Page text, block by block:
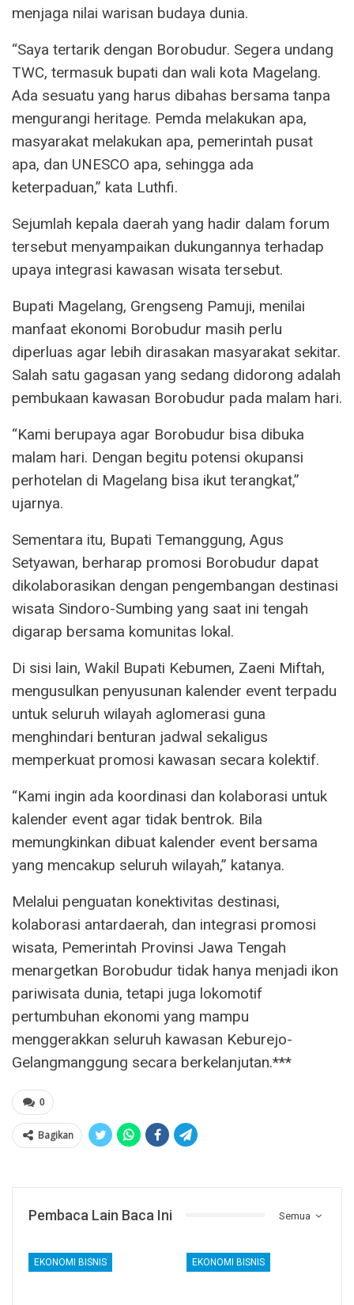
menjaga nilai warisan budaya dunia.
“Saya tertarik dengan Borobudur. Segera undang
TWC, termasuk bupati dan wali kota Magelang.
Ada sesuatu yang harus dibahas bersama tanpa
mengurangi heritage. Pemda melakukan apa,
masyarakat melakukan apa, pemerintah pusat
apa, dan UNESCO apa, sehingga ada
keterpaduan,” kata Luthfi.
Sejumlah kepala daerah yang hadir dalam forum
tersebut menyampaikan dukungannya terhadap
upaya integrasi kawasan wisata tersebut.
Bupati Magelang, Grengseng Pamuji, menilai
manfaat ekonomi Borobudur masih perlu
diperluas agar lebih dirasakan masyarakat sekitar.
Salah satu gagasan yang sedang didorong adalah
pembukaan kawasan Borobudur pada malam hari.
“Kami berupaya agar Borobudur bisa dibuka
malam hari. Dengan begitu potensi okupansi
perhotelan di Magelang bisa ikut terangkat,”
ujarnya.
Sementara itu, Bupati Temanggung, Agus
Setyawan, berharap promosi Borobudur dapat
dikolaborasikan dengan pengembangan destinasi
wisata Sindoro-Sumbing yang saat ini tengah
digarap bersama komunitas lokal.
Di sisi lain, Wakil Bupati Kebumen, Zaeni Miftah,
mengusulkan penyusunan kalender event terpadu
untuk seluruh wilayah aglomerasi guna
menghindari benturan jadwal sekaligus
memperkuat promosi kawasan secara kolektif.
“Kami ingin ada koordinasi dan kolaborasi untuk
kalender event agar tidak bentrok. Bila
memungkinkan dibuat kalender event bersama
yang mencakup seluruh wilayah,” katanya.
Melalui penguatan konektivitas destinasi,
kolaborasi antardaerah, dan integrasi promosi
wisata, Pemerintah Provinsi Jawa Tengah
menargetkan Borobudur tidak hanya menjadi ikon
pariwisata dunia, tetapi juga lokomotif
pertumbuhan ekonomi yang mampu
menggerakkan seluruh kawasan Keburejo-
Gelangmanggung secara berkelanjutan.***
0
Bagikan
Semua
Pembaca Lain Baca Ini
EKONOMI BISNIS EKONOMI BISNIS